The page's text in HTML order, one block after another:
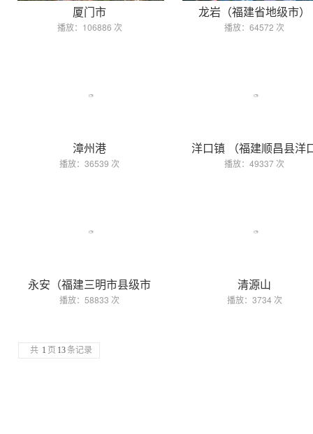
厦门市
播放：106886 次
龙岩（福建省地级市）
播放：64572 次
漳州港
播放：36539 次
洋口镇 （福建顺昌县洋
播放：49337 次
永安（福建三明市县级市
播放：58833 次
清源山
播放：3734 次
共 1 页 13 条记录